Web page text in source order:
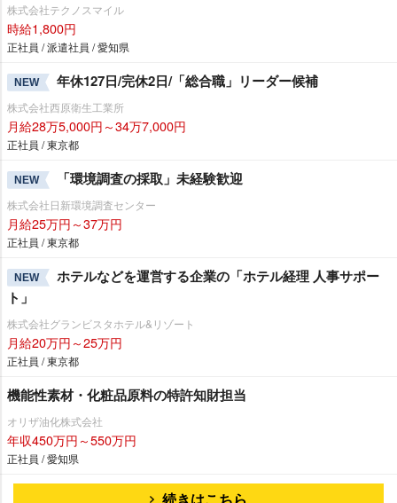
株式会社テクノスマイル
時給1,800円
正社員 / 派遣社員 / 愛知県
NEW 年休127日/完休2日/「総合職」リーダー候補
株式会社西原衛生工業所
月給28万5,000円～34万7,000円
正社員 / 東京都
NEW 「環境調査の採取」未経験歓迎
株式会社日新環境調査センター
月給25万円～37万円
正社員 / 東京都
NEW
ホテルなどを運営する企業の「ホテル経理 人事サポー
ト」
株式会社グランビスタホテル&リゾート
月給20万円～25万円
正社員 / 東京都
機能性素材・化粧品原料の特許知財担当
オリザ油化株式会社
年収450万円～550万円
正社員 / 愛知県
続きはこちら